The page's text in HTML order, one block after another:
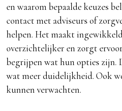
en waarom bepaalde keuzes
contact met adviseurs of
helpen. Het maakt
overzichtelijker en zorgt
begrijpen wat hun opties zijn.
wat meer duidelijkheid. Ook
kunnen verwachten.